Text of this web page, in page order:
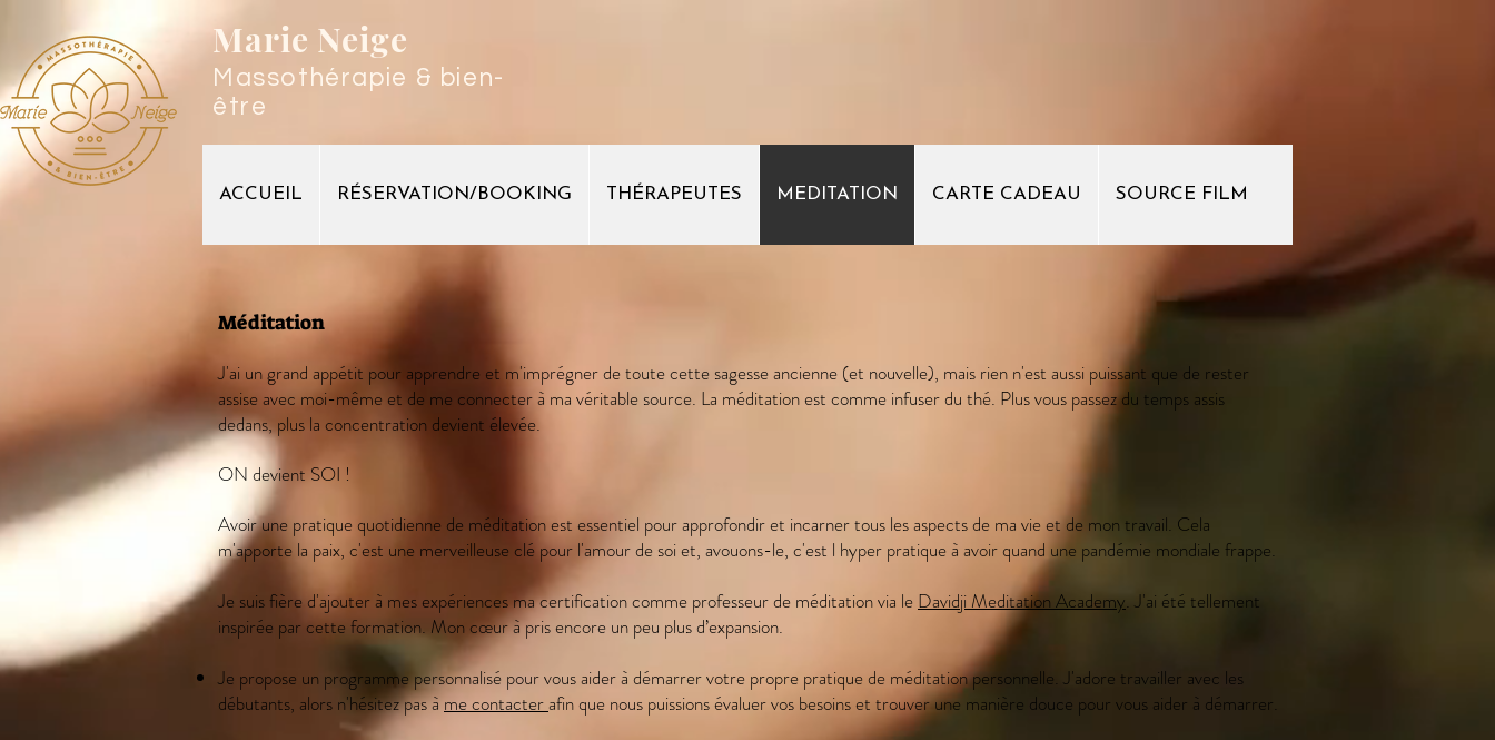
Marie Neige
Massothérapie & bien-
être
ACCUEIL RÉSERVATION/BOOKING THÉRAPEUTES MEDITATION CARTE CADEAU SOURCE FILM
Méditation
J'ai un grand appétit pour apprendre et m'imprégner de toute cette sagesse ancienne (et nouvelle), mais rien n'est aussi puissant que de rester
assise avec moi-même et de me connecter à ma véritable source. La méditation est comme infuser du thé. Plus vous passez du temps assis
dedans, plus la concentration devient élevée.
ON devient SOI !
Avoir une pratique quotidienne de méditation est essentiel pour approfondir et incarner tous les aspects de ma vie et de mon travail. Cela
m'apporte la paix, c'est une merveilleuse clé pour l'amour de soi et, avouons-le, c'est l hyper pratique à avoir quand une pandémie mondiale frappe.
Je suis fière d'ajouter à mes expériences ma certification comme professeur de méditation via le Davidji Meditation Academy. J'ai été tellement
inspirée par cette formation. Mon cœur à pris encore un peu plus d’expansion.
Je propose un programme personnalisé pour vous aider à démarrer votre propre pratique de méditation personnelle. J'adore travailler avec les
débutants, alors n'hésitez pas à me contacterafin que nous puissions évaluer vos besoins et trouver une manière douce pour vous aider à démarrer.